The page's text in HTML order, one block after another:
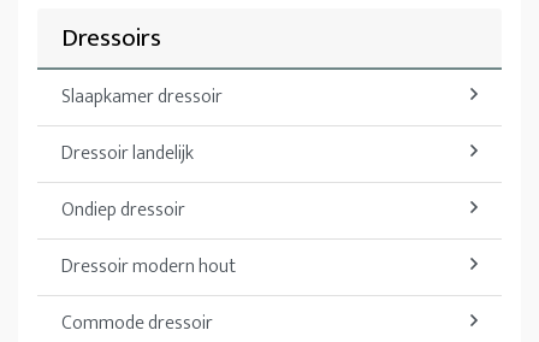
Dressoirs
Slaapkamer dressoir
Dressoir landelijk
Ondiep dressoir
Dressoir modern hout
Commode dressoir